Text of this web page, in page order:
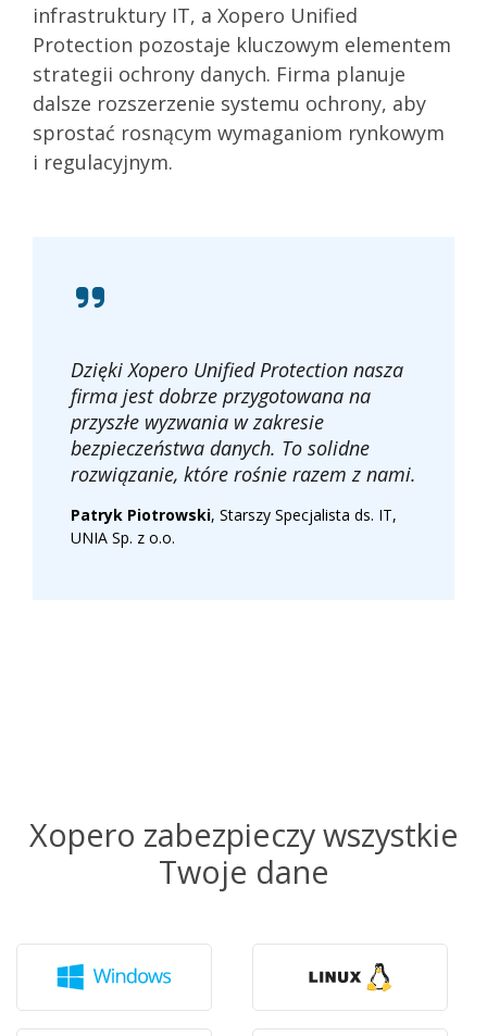
infrastruktury IT, a Xopero Unified
Protection pozostaje kluczowym elementem
strategii ochrony danych. Firma planuje
dalsze rozszerzenie systemu ochrony, aby
sprostać rosnącym wymaganiom rynkowym
i regulacyjnym.
Dzięki Xopero Unified Protection nasza
firma jest dobrze przygotowana na
przyszłe wyzwania w zakresie
bezpieczeństwa danych. To solidne
rozwiązanie, które rośnie razem z nami.
Patryk Piotrowski, Starszy Specjalista ds. IT,
UNIA Sp. z o.o.
Xopero zabezpieczy wszystkie
Twoje dane